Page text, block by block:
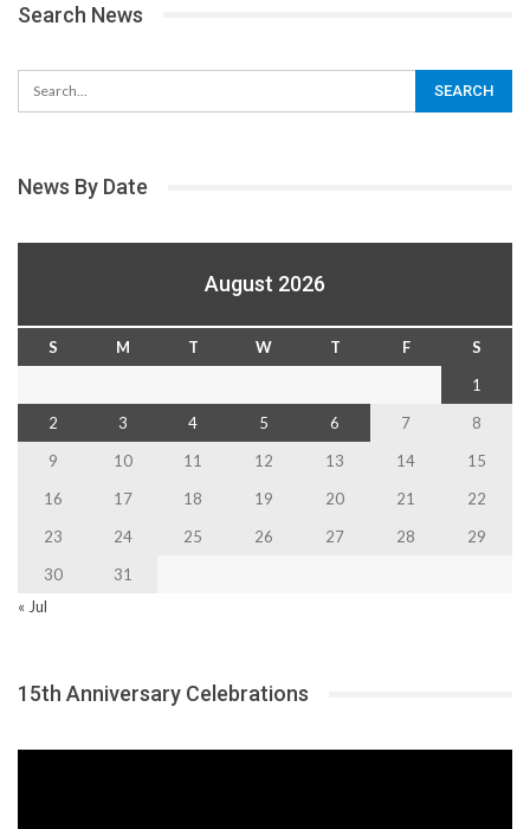
Search News
News By Date
August 2026
S M T W T F
S
1
2
3 4 5 6 7
8
9
10 11 12 13 14
15
16
17 18 19 20 21
22
23
24 25 26 27 28
29
30
31
« Jul
15th Anniversary Celebrations